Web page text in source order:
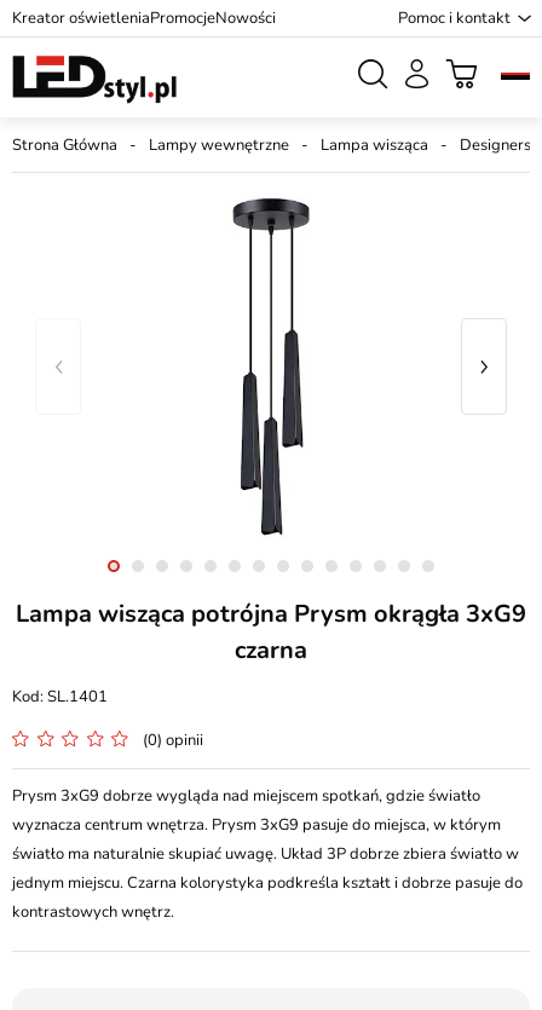
Kreator oświetleniaPromocjeNowości Pomoc i kontakt
Strona Główna Lampy wewnętrzne Lampa wisząca
Lampa wisząca potrójna Prysm okrągła 3xG9
czarna
SL.1401
(0) opinii
Prysm 3xG9 dobrze wygląda nad miejscem spotkań, gdzie światło
wyznacza centrum wnętrza. Prysm 3xG9 pasuje do miejsca, w którym
światło ma naturalnie skupiać uwagę. Układ 3P dobrze zbiera światło w
jednym miejscu. Czarna kolorystyka podkreśla kształt i dobrze pasuje do
kontrastowych wnętrz.